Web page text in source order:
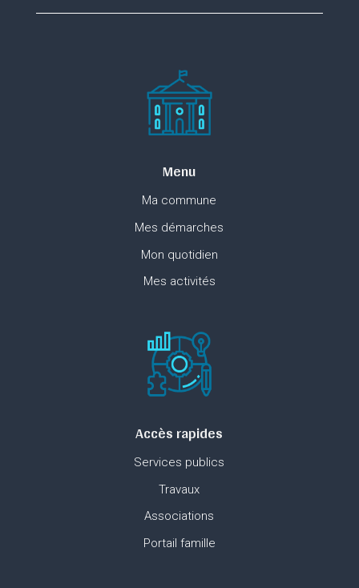
Menu
Ma commune
Mes démarches
Mon quotidien
Mes activités
Accès rapides
Services publics
Travaux
Associations
Portail famille